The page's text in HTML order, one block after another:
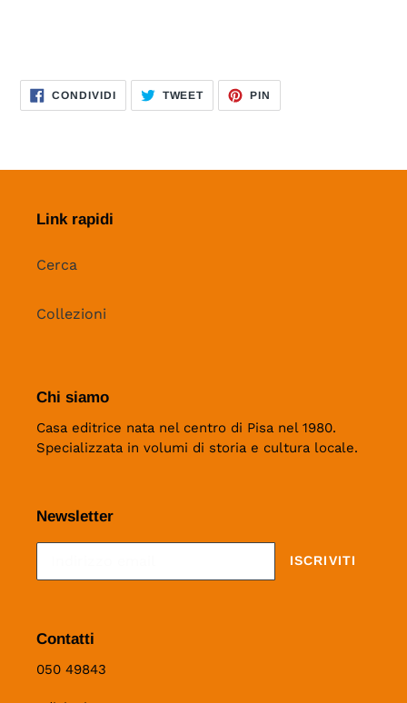
CONDIVIDICONDIVIDI
FACEBOOK
TWEETTWITTA
TWITTER
PIN
PINTEREST
Link rapidi
Cerca
Collezioni
Chi siamo
Casa editrice nata nel centro di Pisa nel 1980.
Specializzata in volumi di storia e cultura locale.
Newsletter
ISCRIVITI
Contatti
050 49843